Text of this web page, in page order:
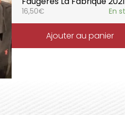
16,50€ En
Ajouter au panier